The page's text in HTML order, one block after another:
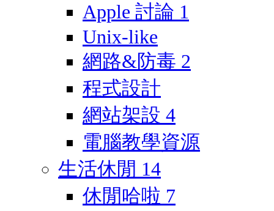
Apple 討論 1
Unix-like
網路&防毒 2
程式設計
網站架設 4
電腦教學資源
生活休閒 14
休閒哈啦 7